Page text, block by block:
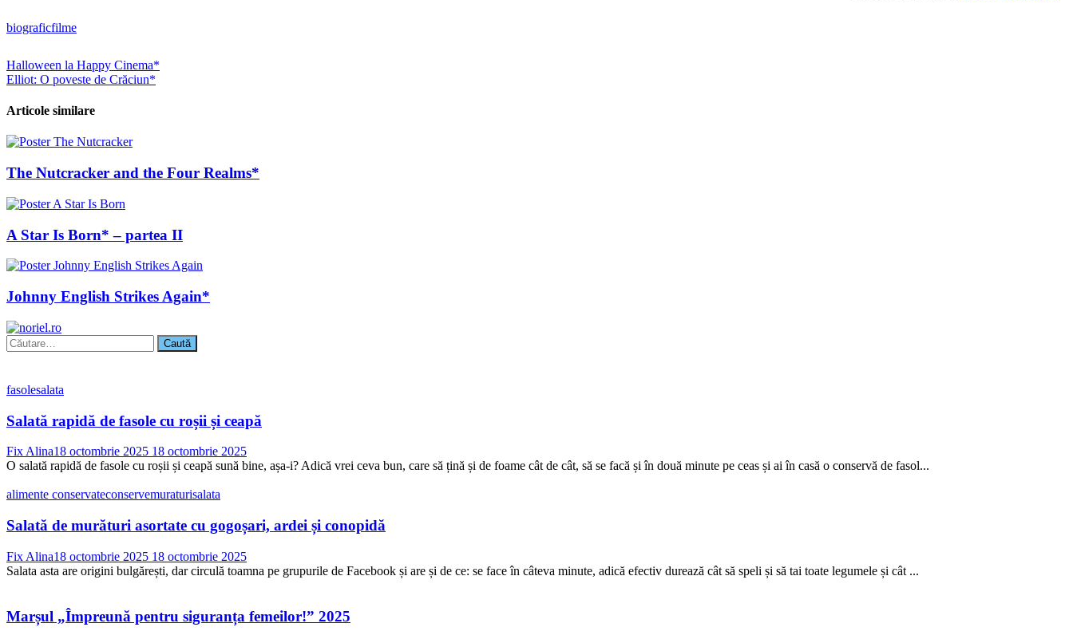
biograficfilme
Navigare
în
articole
Halloween la Happy Cinema*
Elliot: O poveste de Crăciun*
Articole similare
The Nutcracker and the Four Realms*
A Star Is Born* – partea II
Johnny English Strikes Again*
Caută
după:
fasolesalata
Salată rapidă de fasole cu roșii și ceapă
Fix Alina18 octombrie 2025 18 octombrie 2025
O salată rapidă de fasole cu roșii și ceapă sună bine, așa-i? Adică vrei ceva bun, care să țină și de foame cât de cât, să se facă și în două minute pe ceas și ai în casă o conservă de fasol...
alimente conservateconservemuraturisalata
Salată de murături asortate cu gogoșari, ardei și conopidă
Fix Alina18 octombrie 2025 18 octombrie 2025
Salata asta are origini bulgărești, dar circulă toamna pe grupurile de Facebook și are și de ce: se face în câteva minute, adică efectiv durează cât să speli și să tai toate legumele și cât ...
Marșul „Împreună pentru siguranța femeilor!” 2025